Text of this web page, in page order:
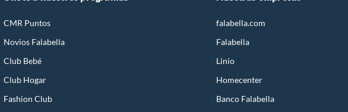
CMR Puntos
Novios Falabella
Club Bebé
Club Hogar
Fashion Club
falabella.com
Falabella
Linio
Homecenter
Banco Falabella